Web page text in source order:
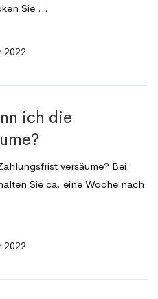
Sie …
2022
ich die
versäume? Bei
Sie ca. eine Woche nach
2022